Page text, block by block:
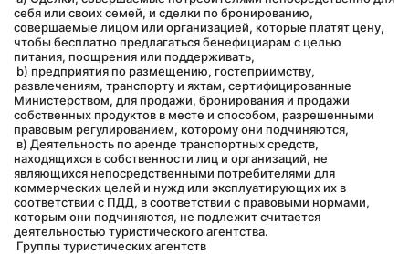
себя или своих семей, и сделки по бронированию,
совершаемые лицом или организацией, которые платят цену,
чтобы бесплатно предлагаться бенефициарам с целью
питания, поощрения или поддерживать,
развлечениям, транспорту и яхтам, сертифицированные
Министерством, для продажи, бронирования и продажи
собственных продуктов в месте и способом, разрешенными
правовым регулированием, которому они подчиняются,
находящихся в собственности лиц и организаций, не
являющихся непосредственными потребителями для
коммерческих целей и нужд или эксплуатирующих их в
соответствии с ПДД, в соответствии с правовыми нормами,
которым они подчиняются, не подлежит считается
деятельностью туристического агентства.
Группы туристических агентств